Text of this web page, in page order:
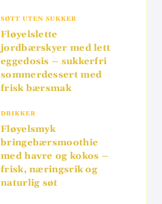
SØTT UTEN SUKKER
Fløyelslette
jordbærskyer med lett
eggedosis – sukkerfri
sommerdessert med
frisk bærsmak
DRIKKER
Fløyelsmyk
bringebærsmoothie
med havre og kokos –
frisk, næringsrik og
naturlig søt